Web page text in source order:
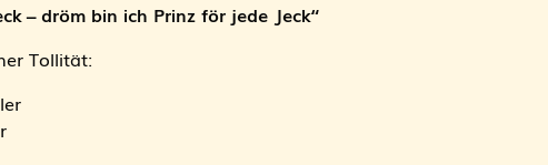
– dröm bin ich Prinz för jede Jeck“
Tollität: